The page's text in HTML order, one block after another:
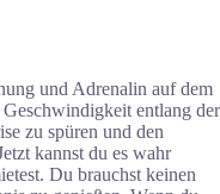
und Adrenalin auf dem
entlang der
zu spüren und den
kannst du es wahr
Du brauchst keinen